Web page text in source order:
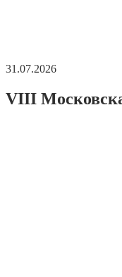
31.07.2026
VIII